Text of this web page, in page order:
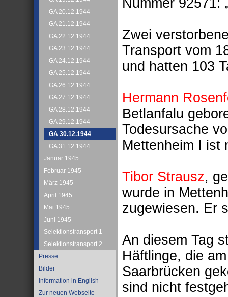
GA 20.12.1944
GA 21.12.1944
GA 22.12.1944
GA 23.12.1944
GA 24.12.1944
GA 25.12.1944
GA 26.12.1944
GA 27.12.1944
GA 28.12.1944
GA 29.12.1944
GA 30.12.1944
GA 31.12.1944
Januar 1945
Februar 1945
März 1945
April 1945
Mai 1945
Juni 1945
Selektionstransport 1
Selektionstransport 2
Presse
Bilder
Information in English
Zur neuen Webseite
Zwei
Transport vom
und hatten 103
Hermann
Betlanfalu
Todesursache
Mettenheim I ist
Tibor Strausz,
wurde in
zugewiesen. Er
An diesem Tag
Häftlinge, die
Saarbrücken
sind nicht